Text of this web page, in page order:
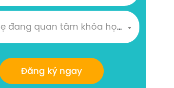
Ba mẹ đang quan tâm khóa học nào?
Đăng ký ngay